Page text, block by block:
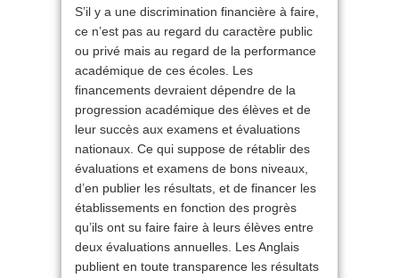
S’il y a une discrimination financière à faire,
ce n’est pas au regard du caractère public
ou privé mais au regard de la performance
académique de ces écoles. Les
financements devraient dépendre de la
progression académique des élèves et de
leur succès aux examens et évaluations
nationaux. Ce qui suppose de rétablir des
évaluations et examens de bons niveaux,
d’en publier les résultats, et de financer les
établissements en fonction des progrès
qu’ils ont su faire faire à leurs élèves entre
deux évaluations annuelles. Les Anglais
publient en toute transparence les résultats